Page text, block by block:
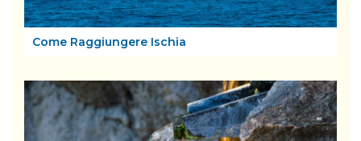
Come Raggiungere Ischia